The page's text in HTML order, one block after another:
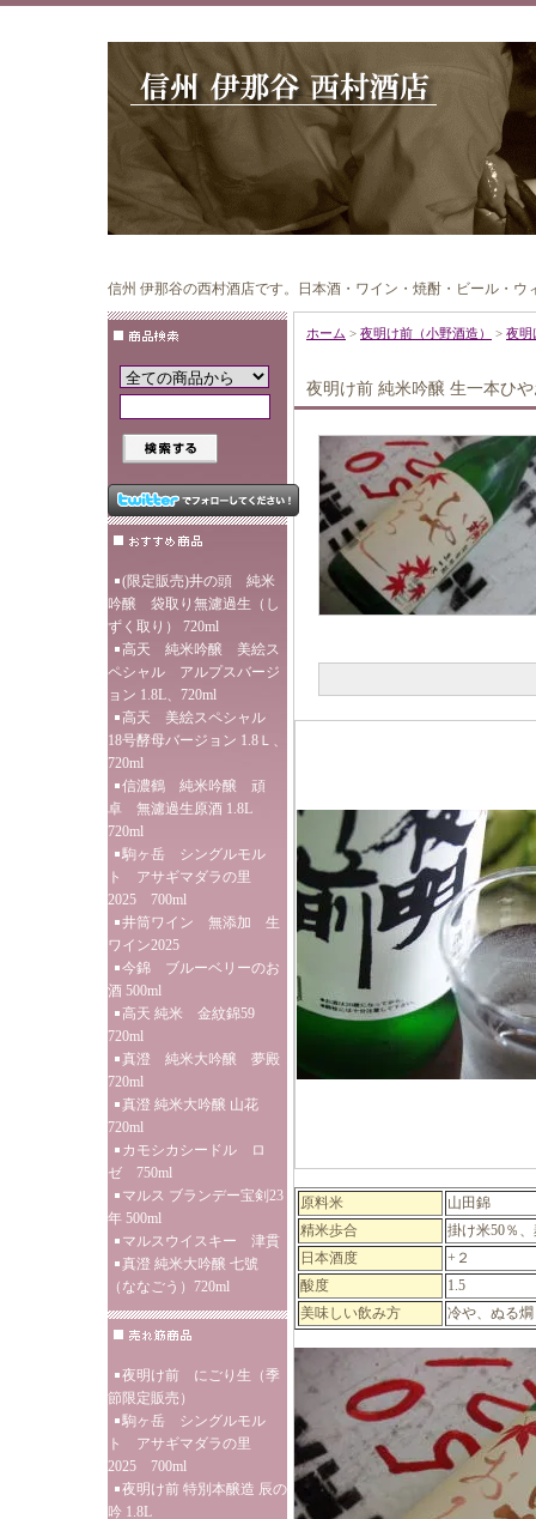
信州 伊那谷の西村酒店です。日本酒・ワイン・焼酎・ビール・
(限定販売)井の頭 純米
吟醸 袋取り無濾過生（し
ずく取り） 720ml
高天 純米吟醸 美絵ス
ペシャル アルプスバージ
ョン 1.8L、720ml
高天 美絵スペシャル
18号酵母バージョン 1.8Ｌ、
720ml
信濃鶴 純米吟醸 頑
卓 無濾過生原酒 1.8L
720ml
駒ヶ岳 シングルモル
ト アサギマダラの里
2025 700ml
井筒ワイン 無添加 生
ワイン2025
今錦 ブルーベリーのお
酒 500ml
高天 純米 金紋錦59
720ml
真澄 純米大吟醸 夢殿
720ml
真澄 純米大吟醸 山花
720ml
カモシカシードル ロ
ゼ 750ml
マルス ブランデー宝剣23
年 500ml
マルスウイスキー 津貫
真澄 純米大吟醸 七號
（ななごう）720ml
夜明け前 にごり生（季
節限定販売）
駒ヶ岳 シングルモル
ト アサギマダラの里
2025 700ml
夜明け前 特別本醸造 辰の
吟 1.8L
ホーム > 夜明け前（小野酒造） > 夜明
夜明け前 純米吟醸 生一本ひ
原料米
山田錦
精米歩合
掛け米50％
日本酒度
+２
酸度
1.5
美味しい飲み方
冷や、ぬる燗